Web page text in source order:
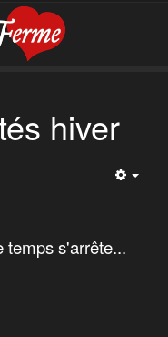
hiver
temps s'arrête...